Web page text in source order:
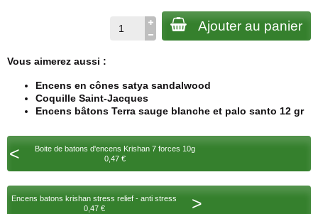
Ajouter au panier
Vous aimerez aussi :
Encens en cônes satya sandalwood
Coquille Saint-Jacques
Encens bâtons Terra sauge blanche et palo santo 12 gr
<
Boite de batons d'encens Krishan 7 forces 10g
0,47 €
Encens batons krishan stress relief - anti stress
0,47 €
>